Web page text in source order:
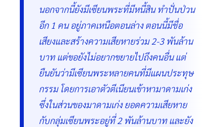
นอกจากนี้ยังมีเซียนพระที่มีหนี้สิน ทำปั่นป่วน
อีก 1 คน อยู่ภาคเหนือตอนล่าง ตอนนี้มีชื่อ
เสียงและสร้างความเสียหายร่วม 2-3 พันล้าน
บาท แต่ขอยังไม่อยากขยายไปถึงคนอื่น แต่
ยืนยันว่ามีเซียนพระหลายคนที่มีแผนประทุษ
กรรม โดยการเอาตัวตีเนียนเข้าหามาดามเก่ง
ซึ่งในส่วนของมาดามเก่ง ยอดความเสียหาย
กับกลุ่มเซียนพระอยู่ที่ 2 พันล้านบาท และยัง